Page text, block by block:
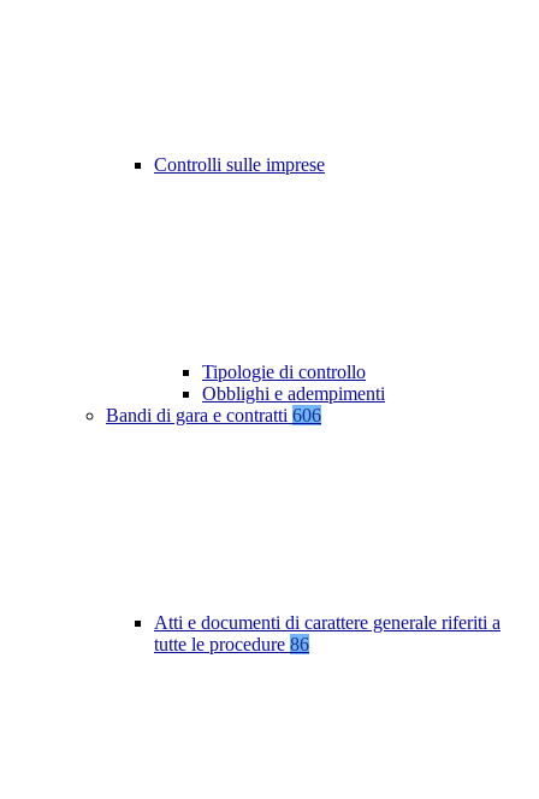
Controlli sulle imprese
Tipologie di controllo
Obblighi e adempimenti
Bandi di gara e contratti 606
Atti e documenti di carattere generale riferiti a
tutte le procedure 86